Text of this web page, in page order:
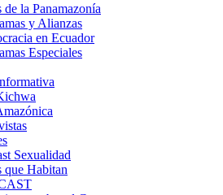
de la Panamazonía
y Alianzas
en Ecuador
Especiales
Sexualidad
que Habitan